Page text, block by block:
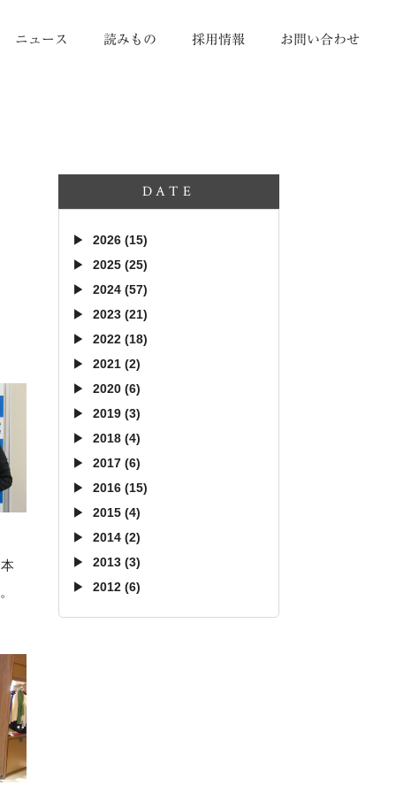
ニュース 読みもの 採用情報 お問い合わせ
DATE
2026 (15)
2025 (25)
2024 (57)
2023 (21)
2022 (18)
2021 (2)
2020 (6)
2019 (3)
2018 (4)
2017 (6)
2016 (15)
2015 (4)
2014 (2)
2013 (3)
2012 (6)